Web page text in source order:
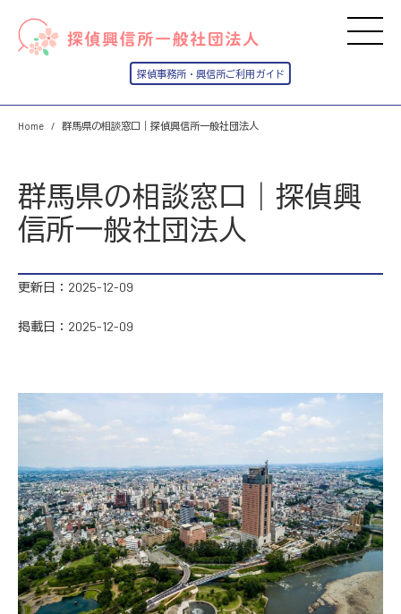
Home 群馬県の相談窓口｜探偵興信所一般社団法人
群馬県の相談窓口｜探偵興
信所一般社団法人
更新日：2025-12-09
掲載日：2025-12-09